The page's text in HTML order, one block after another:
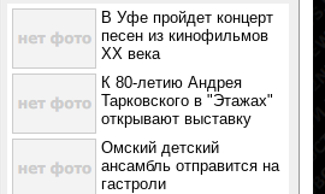
В Уфе пройдет концерт
песен из кинофильмов
ХХ века
К 80-летию Андрея
Тарковского в "Этажах"
открывают выставку
Омский детский
ансамбль отправится на
гастроли